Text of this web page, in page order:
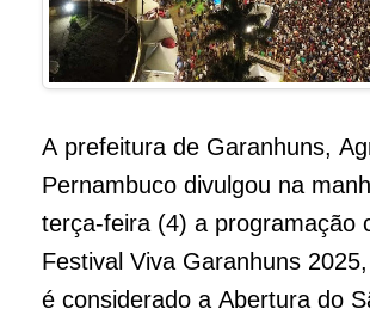
A prefeitura de Garanhuns,
Pernambuco divulgou na
terça-feira (4) a programação
Festival Viva Garanhuns
é considerado a Abertura do